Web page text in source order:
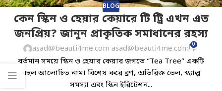
BLOG
কেন স্কিন ও হেয়ার কেয়ারে টি ট্রি এখন এত
জনপ্রিয়? জানুন প্রাকৃতিক সমাধানের রহস্য
asad@beauti4me.com asad@beauti4me.com 0
বর্তমান সময়ে স্কিন ও হেয়ার কেয়ার জগতে “Tea Tree” একটি
বহুল আলোচিত নাম। বিশেষ করে ব্রণ, অতিরিক্ত তেল, স্ক্যাল্প
সমস্যা এবং স্কিন ইরিটেশন...